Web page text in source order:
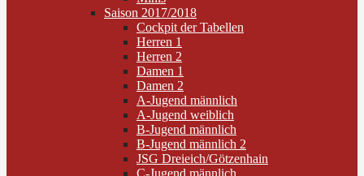
Saison 2017/2018
Cockpit der Tabellen
Herren 1
Herren 2
Damen 1
Damen 2
A-Jugend männlich
A-Jugend weiblich
B-Jugend männlich
B-Jugend männlich 2
JSG Dreieich/Götzenhain
C-Jugend männlich